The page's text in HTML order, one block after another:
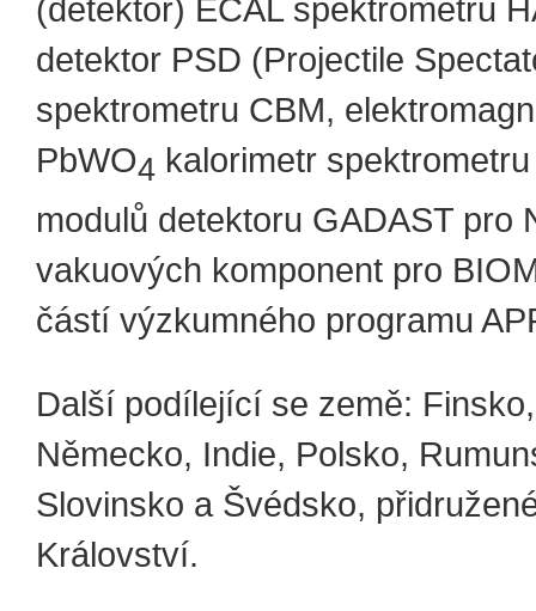
(detektor) ECAL spektrometru
detektor PSD (Projectile
spektrometru CBM,
PbWO4 kalorimetr
modulů detektoru GADAST pro
vakuových komponent pro
částí výzkumného programu
Další podílející se země:
Německo, Indie, Polsko,
Slovinsko a Švédsko,
Království.